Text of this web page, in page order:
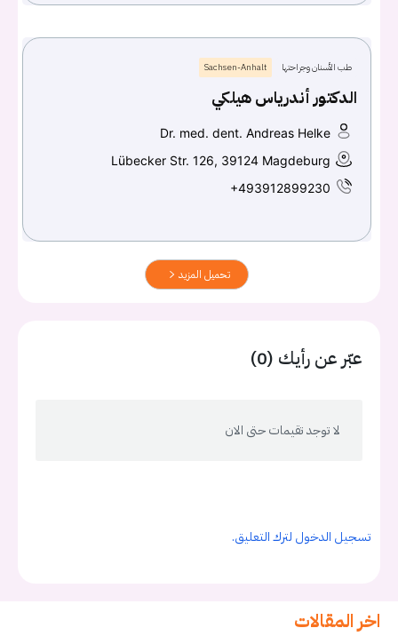
طب الأسنان وجراحتها Sachsen-Anhalt
الدكتور أندرياس هيلكي
Dr. med. dent. Andreas Helke
Lübecker Str. 126, 39124 Magdeburg
+493912899230
تحميل المزيد
عبّر عن رأيك (0)
لا توجد تقيمات حتى الان
تسجيل الدخول لترك التعليق.
اخر المقالات